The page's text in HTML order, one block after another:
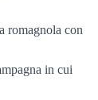
romagnola con
in cui